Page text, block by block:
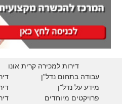
דירות למכירה קרית אונו
עבודה בתחום נדל"ן
מידע על נדל"ן
פרויקטים מיוחדים